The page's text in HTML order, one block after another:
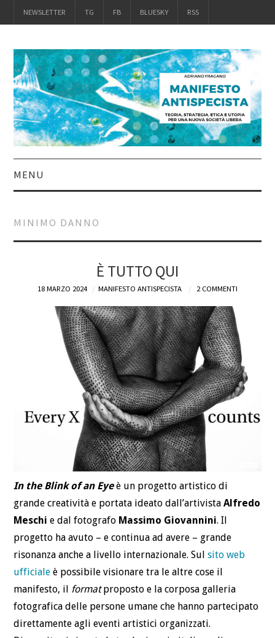
NEWSLETTER TG FB BLUESKY RSS
MENU
MINIMO DANNO
È TUTTO QUI
18 MARZO 2024 MANIFESTO ANTISPECISTA 2 COMMENTI
In the Blink of an Eyeè un progetto artistico di
grande creatività e portata ideato dall’artivistaAlfredo
Meschi e dal fotografo Massimo Giovannini. Il
progetto ha avuto – e continua ad avere – grande
risonanza anche a livello internazionale. Sulsito web
ufficiale è possibile visionare tra le altre cose il
manifesto, il formatproposto e la corposa galleria
fotografica delle persone umane che hanno partecipato
direttamente agli eventi artistici organizzati.